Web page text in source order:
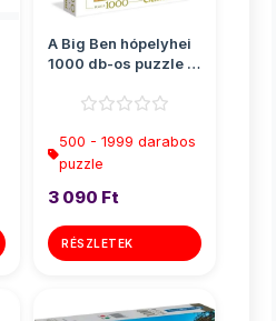
A Big Ben hópelyhei
1000 db-os puzzle -
500 - 1999 darabos
puzzle
3 090 Ft
RÉSZLETEK